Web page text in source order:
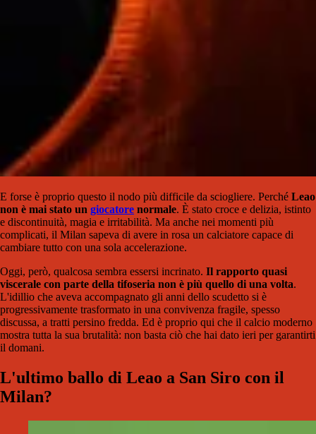
E forse è proprio questo il nodo più difficile da sciogliere. Perché Leao
non è mai stato un giocatore normale. È stato croce e delizia, istinto
e discontinuità, magia e irritabilità. Ma anche nei momenti più
complicati, il Milan sapeva di avere in rosa un calciatore capace di
cambiare tutto con una sola accelerazione.
Oggi, però, qualcosa sembra essersi incrinato. Il rapporto quasi
viscerale con parte della tifoseria non è più quello di una volta.
L'idillio che aveva accompagnato gli anni dello scudetto si è
progressivamente trasformato in una convivenza fragile, spesso
discussa, a tratti persino fredda. Ed è proprio qui che il calcio moderno
mostra tutta la sua brutalità: non basta ciò che hai dato ieri per garantirti
il domani.
L'ultimo ballo di Leao a San Siro con il
Milan?